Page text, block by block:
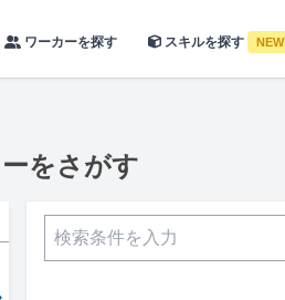
ワーカーを探す スキルを探す NEW
をさがす